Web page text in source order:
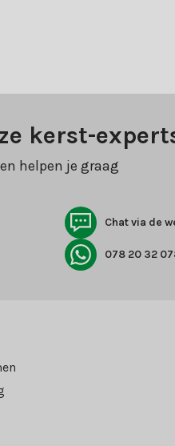
kerst-
helpen je graag
Chat via de
078 20 32